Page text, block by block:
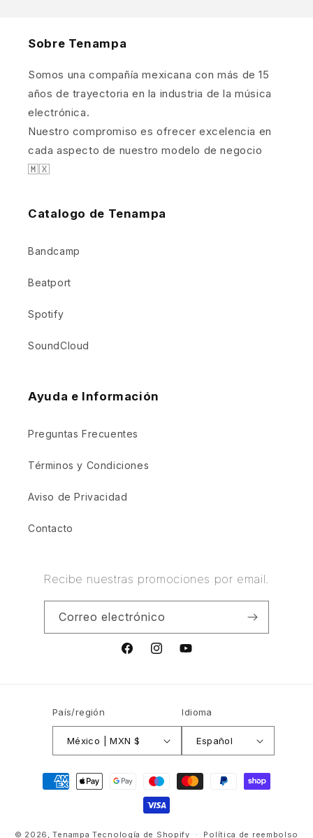
Sobre Tenampa
Somos una compañía mexicana con más de 15
años de trayectoria en la industria de la música
electrónica.
Nuestro compromiso es ofrecer excelencia en
cada aspecto de nuestro modelo de negocio
🇲🇽
Catalogo de Tenampa
Bandcamp
Beatport
Spotify
SoundCloud
Ayuda e Información
Preguntas Frecuentes
Términos y Condiciones
Aviso de Privacidad
Contacto
Recibe nuestras promociones por email.
Correo electrónico
FacebookInstagramYouTube
País/región
México | MXN $
Idioma
Español
Formas
© 2026,Tenampa Tecnología de Shopify Política de reembolso